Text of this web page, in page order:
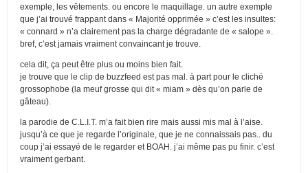
exemple, les vêtements. ou encore le maquillage. un autre exemple
que j’ai trouvé frappant dans « Majorité opprimée » c’est les insultes:
« connard » n’a clairement pas la charge dégradante de « salope ».
bref, c’est jamais vraiment convaincant je trouve.
cela dit, ça peut être plus ou moins bien fait.
je trouve que le clip de buzzfeed est pas mal. à part pour le cliché
grossophobe (la meuf grosse qui dit « miam » dès qu’on parle de
gâteau).
la parodie de C.L.I.T. m’a fait bien rire mais aussi mis mal à l’aise.
jusqu’à ce que je regarde l’originale, que je ne connaissais pas.. du
coup j’ai essayé de le regarder et BOAH. j’ai même pas pu finir. c’est
vraiment gerbant.